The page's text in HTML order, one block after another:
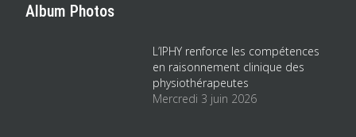
Album Photos
L’IPHY renforce les compétences
en raisonnement clinique des
physiothérapeutes
Mercredi 3 juin 2026